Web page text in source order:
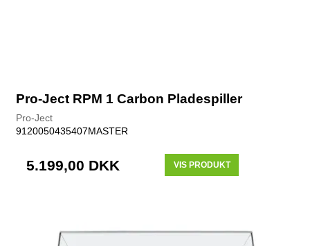
Pro-Ject RPM 1 Carbon Pladespiller
Pro-Ject
9120050435407MASTER
5.199,00 DKK VIS PRODUKT